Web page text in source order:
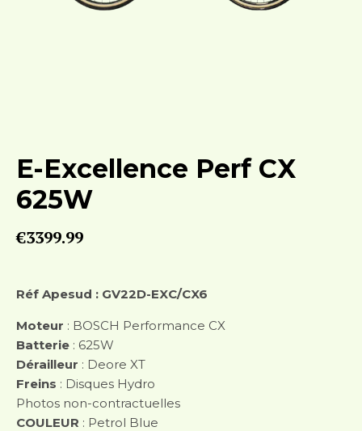
E-Excellence Perf CX
625W
€3399.99
Réf Apesud : GV22D-EXC/CX6
Moteur : BOSCH Performance CX
Batterie : 625W
Dérailleur : Deore XT
Freins : Disques Hydro
Photos non-contractuelles
COULEUR : Petrol Blue